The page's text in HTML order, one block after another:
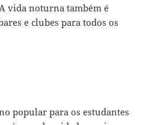
vida noturna também é
e clubes para todos os
popular para os estudantes